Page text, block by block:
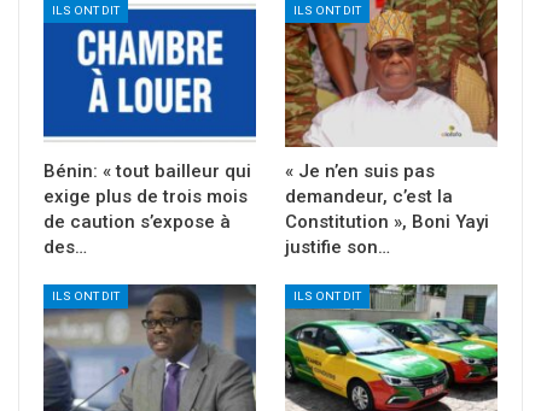
ILS ONT DIT
Bénin: « tout bailleur qui
exige plus de trois mois
de caution s’expose à
des…
ILS ONT DIT
« Je n’en suis pas
demandeur, c’est la
Constitution », Boni Yayi
justifie son…
ILS ONT DIT ILS ONT DIT